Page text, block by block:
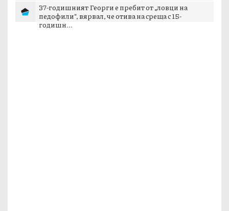
37-годишният Георги е пребит от „ловци на
педофили“, вярвал, че отива на среща с 15-
годишн...